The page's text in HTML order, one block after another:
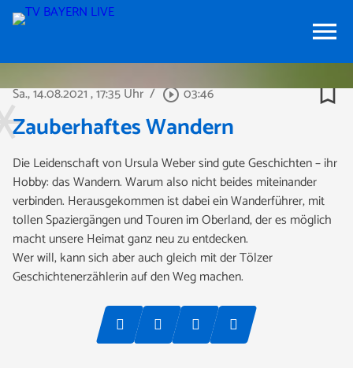
menu
Sa., 14.08.2021, 17:35 Uhr / play_circle_outline03:46 bookmark_border
Zauberhaftes Wandern
Die Leidenschaft von Ursula Weber sind gute Geschichten – ihr
Hobby: das Wandern. Warum also nicht beides miteinander
verbinden. Herausgekommen ist dabei ein Wanderführer, mit
tollen Spaziergängen und Touren im Oberland, der es möglich
macht unsere Heimat ganz neu zu entdecken.
Wer will, kann sich aber auch gleich mit der Tölzer
Geschichtenerzählerin auf den Weg machen.